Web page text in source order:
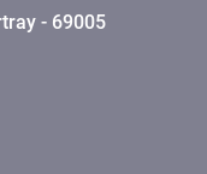
- 69005